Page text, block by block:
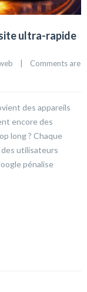
ultra-rapide
|
Comments are
des appareils
encore des
long ? Chaque
des utilisateurs
pénalise